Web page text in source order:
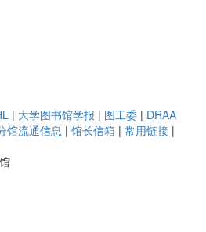
| 大学图书馆学报 | 图工委 | DRAA
馆流通信息 | 馆长信箱 | 常用链接 |